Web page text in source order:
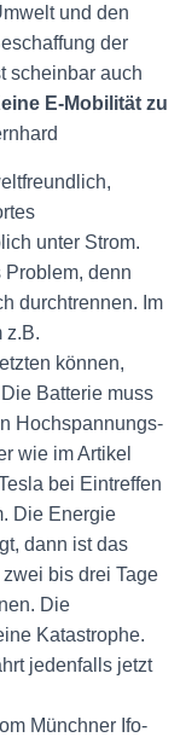
und den
der
scheinbar auch
E-Mobilität zu
unter Strom.
denn
durchtrennen. Im
z.B.
können,
Batterie muss
Hochspannungs-
wie im Artikel
bei Eintreffen
Die Energie
dann ist das
bis drei Tage
Die
Katastrophe.
jedenfalls jetzt
Münchner Ifo-